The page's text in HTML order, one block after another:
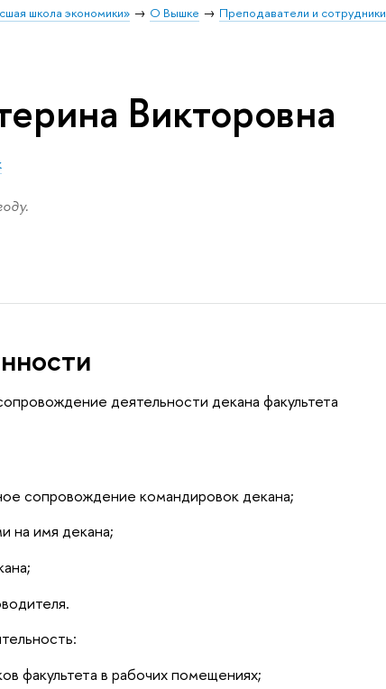
школа экономики» О Вышке Преподаватели и сотрудники
Викторовна
деятельности декана факультета
сопровождение командировок декана;
на имя декана;
факультета в рабочих помещениях;